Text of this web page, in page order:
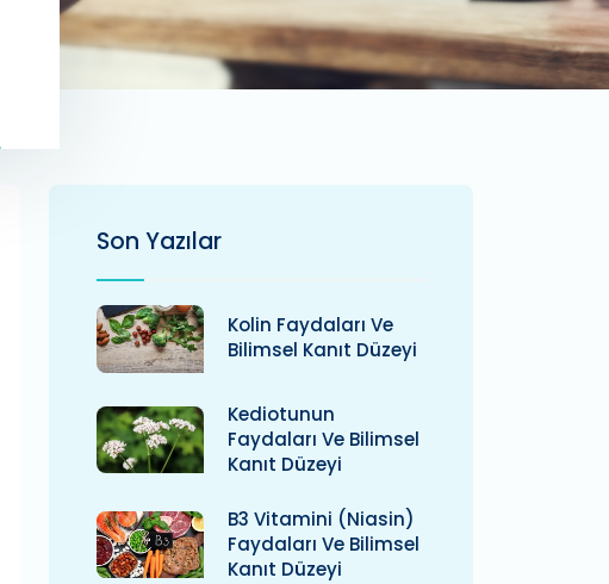
Son Yazılar
Kolin Faydaları Ve
Bilimsel Kanıt Düzeyi
Kediotunun
Faydaları Ve Bilimsel
Kanıt Düzeyi
B3 Vitamini (niasin)
Faydaları Ve Bilimsel
Kanıt Düzeyi